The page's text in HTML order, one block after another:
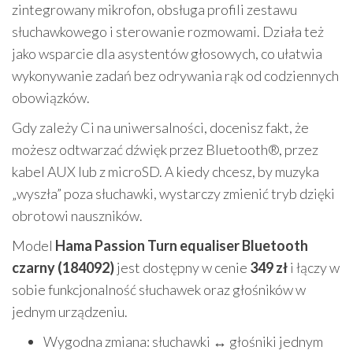
zintegrowany mikrofon, obsługa profili zestawu
słuchawkowego i sterowanie rozmowami. Działa też
jako wsparcie dla asystentów głosowych, co ułatwia
wykonywanie zadań bez odrywania rąk od codziennych
obowiązków.
Gdy zależy Ci na uniwersalności, docenisz fakt, że
możesz odtwarzać dźwięk przez Bluetooth®, przez
kabel AUX lub z microSD. A kiedy chcesz, by muzyka
„wyszła” poza słuchawki, wystarczy zmienić tryb dzięki
obrotowi nauszników.
Model Hama Passion Turn equaliser Bluetooth
czarny (184092)jest dostępny w cenie 349 złi łączy w
sobie funkcjonalność słuchawek oraz głośników w
jednym urządzeniu.
Wygodna zmiana: słuchawki ↔ głośniki jednym